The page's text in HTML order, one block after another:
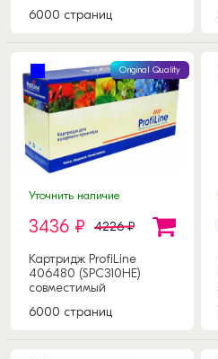
6000 страниц
Original Quality
Уточнить наличие
3436 ₽ 4226 ₽
Картридж ProfiLine
406480 (SPC310HE)
совместимый
6000 страниц